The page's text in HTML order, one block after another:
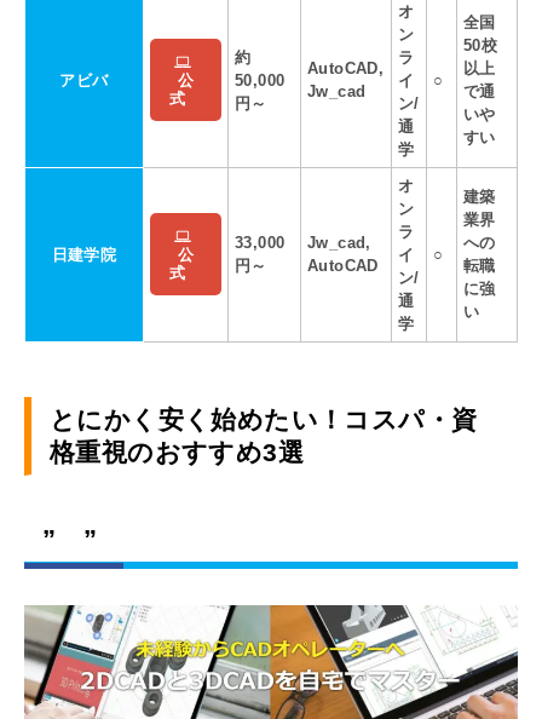
アビバ
公
式
約
50,000
円～
AutoCAD,
Jw_cad
オ
ン
ラ
イ
ン/
通
学
○
全国
50校
以上
で通
いや
すい
日建学院
公
式
33,000
円～
Jw_cad,
AutoCAD
オ
ン
ラ
イ
ン/
通
学
○
建築
業界
への
転職
に強
い
とにかく安く始めたい！コスパ・資
格重視のおすすめ3選
” ”